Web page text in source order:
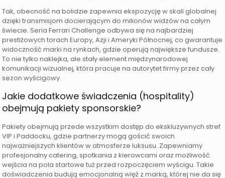
Tak, obecność na bolidzie zapewnia ekspozycję w skali globalnej
dzięki transmisjom docierającym do milionów widzów na całym
świecie. Seria Ferrari Challenge odbywa się na najbardziej
prestiżowych torach Europy, Azji i Ameryki Północnej, co gwarantuje
widoczność marki na rynkach, gdzie operują największe fundusze.
To nie tylko naklejka, ale stały element międzynarodowej
komunikacji wizualnej, która pracuje na autorytet firmy przez cały
sezon wyścigowy.
Jakie dodatkowe świadczenia (hospitality)
obejmują pakiety sponsorskie?
Pakiety obejmują przede wszystkim dostęp do ekskluzywnych stref
VIP i Paddocku, gdzie partnerzy mogą gościć swoich
najważniejszych klientów w atmosferze luksusu. Zapewniamy
profesjonalny catering, spotkania z kierowcami oraz możliwość
wejścia na pola startowe tuż przed rozpoczęciem wyścigu. Takie
doświadczenia budują emocjonalną więź z marką, której nie da się